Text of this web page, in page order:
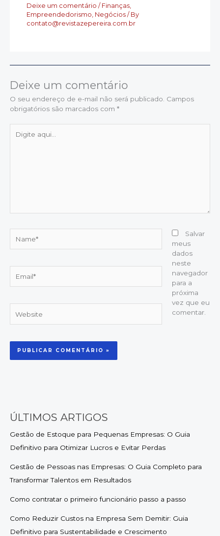
Deixe um comentário / Finanças
Empreendedorismo Negócios / By
contato@revistazepereira.com.br
Deixe um comentário
O seu endereço de e-mail não será publicado. Campos
obrigatórios são marcados com *
aqui...
Salvar
meus
dados
neste
navegador
para a
próxima
vez que eu
comentar.
ÚLTIMOS ARTIGOS
Gestão de Estoque para Pequenas Empresas: O Guia
Definitivo para Otimizar Lucros e Evitar Perdas
Gestão de Pessoas nas Empresas: O Guia Completo para
Transformar Talentos em Resultados
Como contratar o primeiro funcionário passo a passo
Como Reduzir Custos na Empresa Sem Demitir: Guia
Definitivo para Sustentabilidade e Crescimento